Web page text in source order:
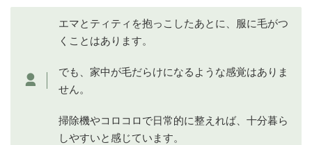
エマとティティを抱っこしたあとに、服に毛がつ
くことはあります。
でも、家中が毛だらけになるような感覚はありま
せん。
掃除機やコロコロで日常的に整えれば、十分暮ら
しやすいと感じています。